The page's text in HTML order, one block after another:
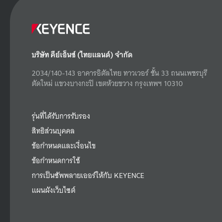
บริษัท คีย์เอ็นซ์ (ไทยแลนด์) จำกัด
2034/140-143 อาคารอิตัลไทย ทาวเวอร์ ชั้น 33 ถนนเพชรบุรี
ตัดใหม่ แขวงบางกะปิ เขตห้วยขวาง กรุงเทพฯ 10310
รุ่นที่ได้รับการรับรอง
สิทธิส่วนบุคคล
ข้อกำหนดและเงื่อนไข
ข้อกำหนดการใช้
การเป็นซัพพลายเออร์ให้กับ KEYENCE
แผนผังเว็บไซต์